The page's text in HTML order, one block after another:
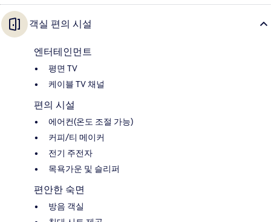
객실 편의 시설
엔터테인먼트
평면 TV
케이블 TV 채널
편의 시설
에어컨(온도 조절 가능)
커피/티 메이커
전기 주전자
목욕가운 및 슬리퍼
편안한 숙면
방음 객실